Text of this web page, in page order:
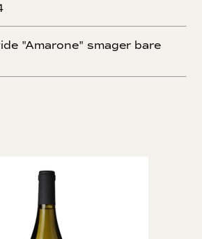
"Amarone" smager bare